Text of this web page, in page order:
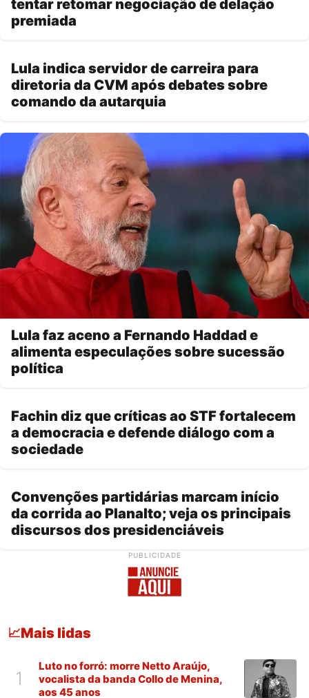
tentar retomar negociação de delação
premiada
Lula indica servidor de carreira para
diretoria da CVM após debates sobre
comando da autarquia
Lula faz aceno a Fernando Haddad e
alimenta especulações sobre sucessão
política
Fachin diz que críticas ao STF fortalecem
a democracia e defende diálogo com a
sociedade
Convenções partidárias marcam início
da corrida ao Planalto; veja os principais
discursos dos presidenciáveis
PUBLICIDADE
📈Mais lidas
1
Luto no forró: morre Netto Araújo,
vocalista da banda Collo de Menina,
aos 45 anos